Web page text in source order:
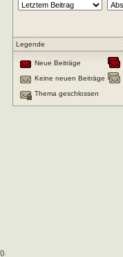
Legende
Neue Beiträge
Keine neuen Beiträge
Thema geschlossen
().